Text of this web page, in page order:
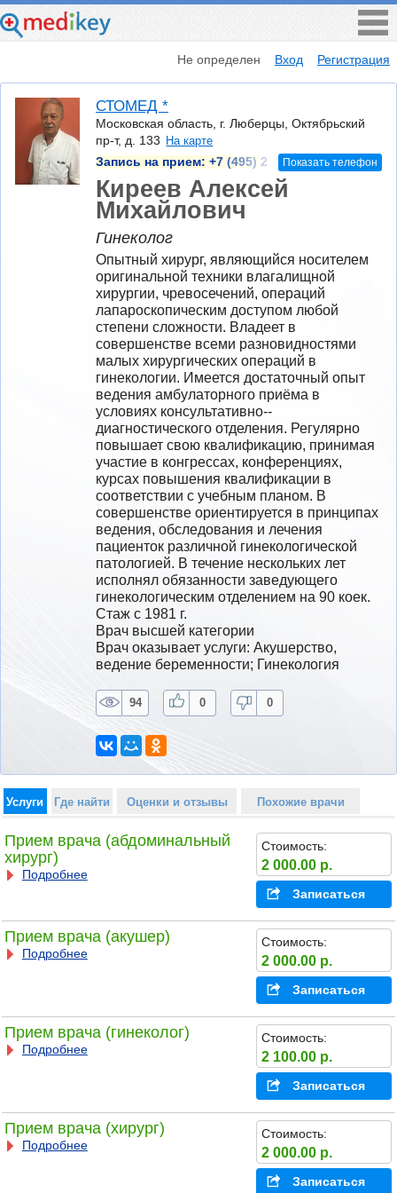
Не определен Вход Регистрация
СТОМЕД *
Московская область, г. Люберцы, Октябрьский
пр-т, д. 133 На карте
Запись на прием: +7 (495) 2 Показать телефон
Киреев Алексей
Михайлович
Гинеколог
Опытный хирург, являющийся носителем
оригинальной техники влагалищной
хирургии, чревосечений, операций
лапароскопическим доступом любой
степени сложности. Владеет в
совершенстве всеми разновидностями
малых хирургических операций в
гинекологии. Имеется достаточный опыт
ведения амбулаторного приёма в
условиях консультативно-­
диагностического отделения. Регулярно
повышает свою квалификацию, принимая
участие в конгрессах, конференциях,
курсах повышения квалификации в
соответствии с учебным планом. В
совершенстве ориентируется в принципах
ведения, обследования и лечения
пациенток различной гинекологической
патологией. В течение нескольких лет
исполнял обязанности заведующего
гинекологическим отделением на 90 коек.
Стаж с 1981 г.
Врач высшей категории
Врач оказывает услуги: Акушерство,
ведение беременности; Гинекология
94 0 0
Услуги Где найти Оценки и отзывы Похожие врачи
Прием врача (абдоминальный
хирург)
Подробнее
Стоимость:
2 000.00 р.
Записаться
Прием врача (акушер)
Подробнее
Стоимость:
2 000.00 р.
Записаться
Прием врача (гинеколог)
Подробнее
Стоимость:
2 100.00 р.
Записаться
Прием врача (хирург)
Подробнее
Стоимость:
2 000.00 р.
Записаться